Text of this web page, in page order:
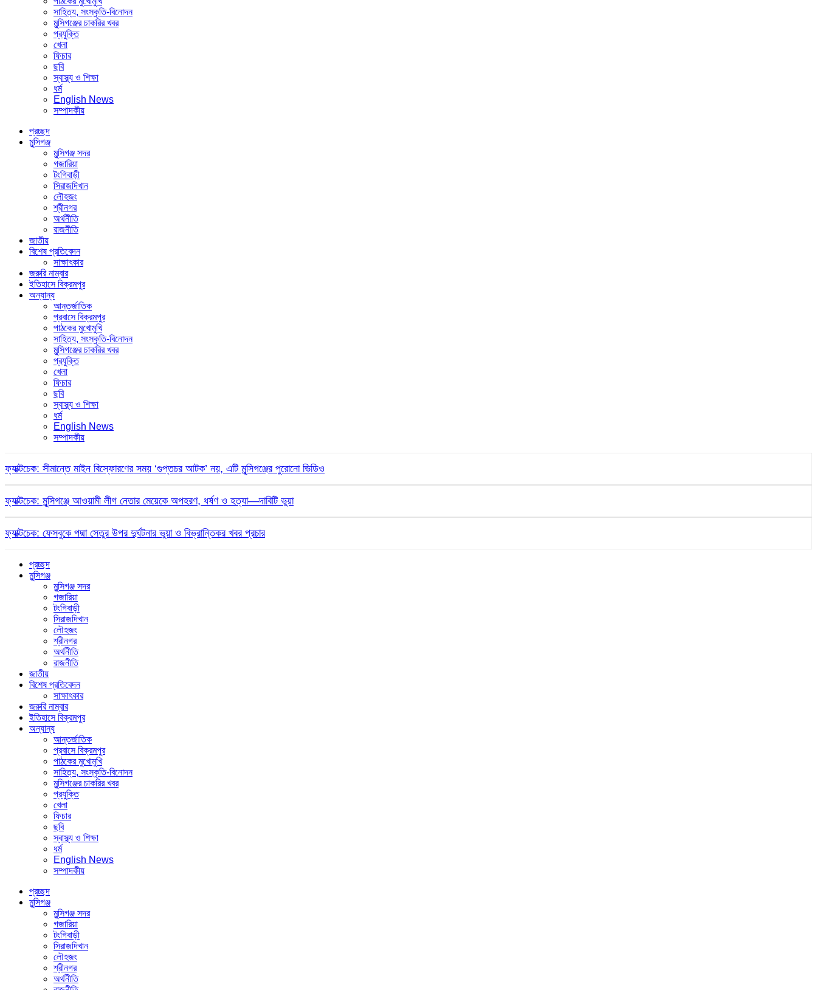
সাহিত্য, সংস্কৃতি-বিনোদন
মুন্সিগঞ্জের চাকরির খবর
প্রযুক্তি
খেলা
ফিচার
ছবি
স্বাস্থ্য ও শিক্ষা
ধর্ম
English News
সম্পাদকীয়
প্রচ্ছদ
মুন্সিগঞ্জ
মুন্সিগঞ্জ সদর
গজারিয়া
টংগিবাড়ী
সিরাজদিখান
লৌহজং
শ্রীনগর
অর্থনীতি
রাজনীতি
জাতীয়
বিশেষ প্রতিবেদন
সাক্ষাৎকার
জরুরি নাম্বার
ইতিহাসে বিক্রমপুর
অন্যান্য
আন্তর্জাতিক
প্রবাসে বিক্রমপুর
পাঠকের মুখোমুখি
সাহিত্য, সংস্কৃতি-বিনোদন
মুন্সিগঞ্জের চাকরির খবর
প্রযুক্তি
খেলা
ফিচার
ছবি
স্বাস্থ্য ও শিক্ষা
ধর্ম
English News
সম্পাদকীয়
ফ্যাক্টচেক: সীমান্তে মাইন বিস্ফোরণের সময় ‘গুপ্তচর আটক’ নয়, এটি মুন্সিগঞ্জের পুরোনো ভিডিও
ফ্যাক্টচেক: মুন্সিগঞ্জে আওয়ামী লীগ নেতার মেয়েকে অপহরণ, ধর্ষণ ও হত্যা—দাবিটি ভুয়া
ফ্যাক্টচেক: ফেসবুকে পদ্মা সেতুর উপর দুর্ঘটনার ভুয়া ও বিভ্রান্তিকর খবর প্রচার
প্রচ্ছদ
মুন্সিগঞ্জ
মুন্সিগঞ্জ সদর
গজারিয়া
টংগিবাড়ী
সিরাজদিখান
লৌহজং
শ্রীনগর
অর্থনীতি
রাজনীতি
জাতীয়
বিশেষ প্রতিবেদন
সাক্ষাৎকার
জরুরি নাম্বার
ইতিহাসে বিক্রমপুর
অন্যান্য
আন্তর্জাতিক
প্রবাসে বিক্রমপুর
পাঠকের মুখোমুখি
সাহিত্য, সংস্কৃতি-বিনোদন
মুন্সিগঞ্জের চাকরির খবর
প্রযুক্তি
খেলা
ফিচার
ছবি
স্বাস্থ্য ও শিক্ষা
ধর্ম
English News
সম্পাদকীয়
প্রচ্ছদ
মুন্সিগঞ্জ
মুন্সিগঞ্জ সদর
গজারিয়া
টংগিবাড়ী
সিরাজদিখান
লৌহজং
শ্রীনগর
অর্থনীতি